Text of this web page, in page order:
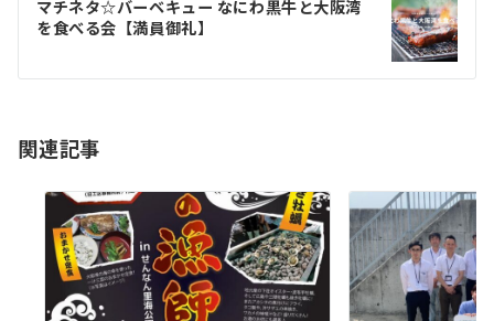
ゲ
シ
ン
マチネタ☆バーベキュー なにわ黒牛と大阪湾
を食べる会【満員御礼】
関連記事